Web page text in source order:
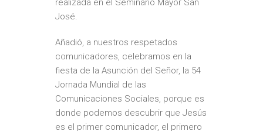
realizada en el Seminario Mayor San
José.
Añadió, a nuestros respetados
comunicadores, celebramos en la
fiesta de la Asunción del Señor, la 54
Jornada Mundial de las
Comunicaciones Sociales, porque es
donde podemos descubrir que Jesús
es el primer comunicador, el primero